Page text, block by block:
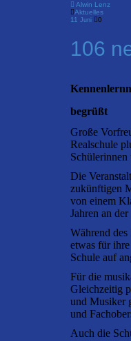
Alwin Lenz
Aktuelles
11 Juni 0
106
begrüßt
Große
Realschule
Die
zukünftigen
von einem
Jahren an
Während
etwas für
Schule auf
Für die
Gleichzeitig
und Musiker
und
Auch die